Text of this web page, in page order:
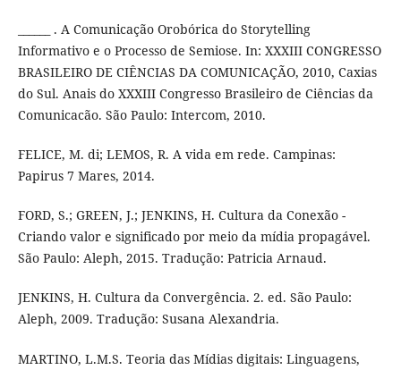
______ . A Comunicação Orobórica do Storytelling
Informativo e o Processo de Semiose. In: XXXIII CONGRESSO
BRASILEIRO DE CIÊNCIAS DA COMUNICAÇÃO, 2010, Caxias
do Sul. Anais do XXXIII Congresso Brasileiro de Ciências da
Comunicacão. São Paulo: Intercom, 2010.
FELICE, M. di; LEMOS, R. A vida em rede. Campinas:
Papirus 7 Mares, 2014.
FORD, S.; GREEN, J.; JENKINS, H. Cultura da Conexão -
Criando valor e significado por meio da mídia propagável.
São Paulo: Aleph, 2015. Tradução: Patricia Arnaud.
JENKINS, H. Cultura da Convergência. 2. ed. São Paulo:
Aleph, 2009. Tradução: Susana Alexandria.
MARTINO, L.M.S. Teoria das Mídias digitais: Linguagens,